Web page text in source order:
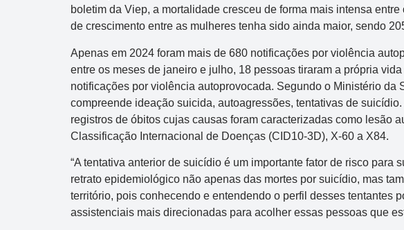
boletim da Viep, a mortalidade cresceu de forma mais intensa
de crescimento entre as mulheres tenha sido ainda maior, sendo
Apenas em 2024 foram mais de 680 notificações por violência
entre os meses de janeiro e julho, 18 pessoas tiraram a própria
notificações por violência autoprovocada. Segundo o Ministério da
compreende ideação suicida, autoagressões, tentativas de
registros de óbitos cujas causas foram caracterizadas como lesão
Classificação Internacional de Doenças (CID10-3D), X-60 a X84.
“A tentativa anterior de suicídio é um importante fator de risco para
retrato epidemiológico não apenas das mortes por suicídio, mas
território, pois conhecendo e entendendo o perfil desses tentantes
assistenciais mais direcionadas para acolher essas pessoas que